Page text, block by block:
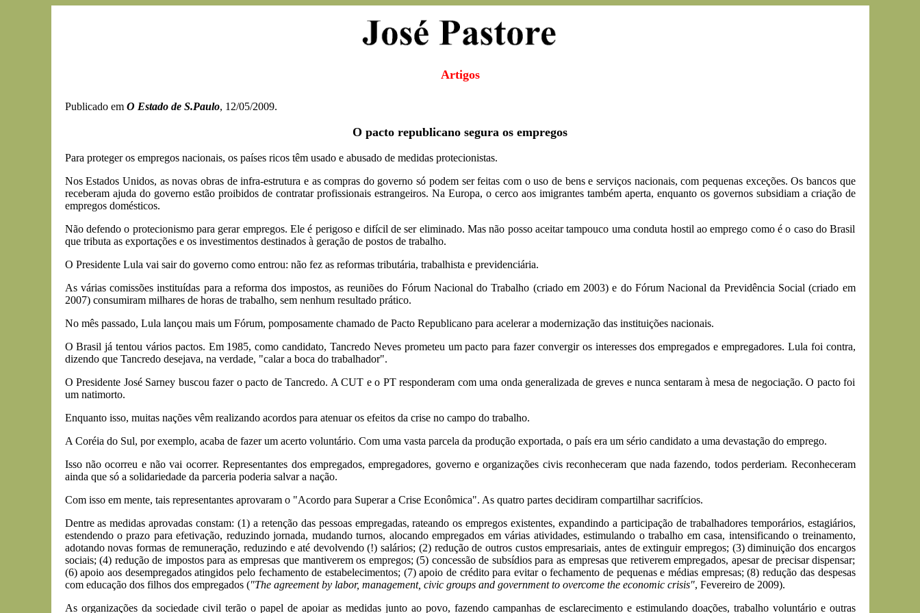
Artigos
Publicado em O Estado de S.Paulo, 12/05/2009.
O pacto republicano segura os empregos
Para proteger os empregos nacionais, os países ricos têm usado e abusado de medidas protecionistas.
Nos Estados Unidos, as novas obras de infra-estrutura e as compras do governo só podem ser feitas com o uso de bens e serviços nacionais, com pequenas exceções. Os bancos que
receberam ajuda do governo estão proibidos de contratar profissionais estrangeiros. Na Europa, o cerco aos imigrantes também aperta, enquanto os governos subsidiam a criação de
empregos domésticos.
Não defendo o protecionismo para gerar empregos. Ele é perigoso e difícil de ser eliminado. Mas não posso aceitar tampouco uma conduta hostil ao emprego como é o caso do Brasil
que tributa as exportações e os investimentos destinados à geração de postos de trabalho.
O Presidente Lula vai sair do governo como entrou: não fez as reformas tributária, trabalhista e previdenciária.
As várias comissões instituídas para a reforma dos impostos, as reuniões do Fórum Nacional do Trabalho (criado em 2003) e do Fórum Nacional da Previdência Social (criado em
2007) consumiram milhares de horas de trabalho, sem nenhum resultado prático.
No mês passado, Lula lançou mais um Fórum, pomposamente chamado de Pacto Republicano para acelerar a modernização das instituições nacionais.
O Brasil já tentou vários pactos. Em 1985, como candidato, Tancredo Neves prometeu um pacto para fazer convergir os interesses dos empregados e empregadores. Lula foi contra,
dizendo que Tancredo desejava, na verdade, "calar a boca do trabalhador".
O Presidente José Sarney buscou fazer o pacto de Tancredo. A CUT e o PT responderam com uma onda generalizada de greves e nunca sentaram à mesa de negociação. O pacto foi
um natimorto.
Enquanto isso, muitas nações vêm realizando acordos para atenuar os efeitos da crise no campo do trabalho.
A Coréia do Sul, por exemplo, acaba de fazer um acerto voluntário. Com uma vasta parcela da produção exportada, o país era um sério candidato a uma devastação do emprego.
Isso não ocorreu e não vai ocorrer. Representantes dos empregados, empregadores, governo e organizações civis reconheceram que nada fazendo, todos perderiam. Reconheceram
ainda que só a solidariedade da parceria poderia salvar a nação.
Com isso em mente, tais representantes aprovaram o "Acordo para Superar a Crise Econômica". As quatro partes decidiram compartilhar sacrifícios.
Dentre as medidas aprovadas constam: (1) a retenção das pessoas empregadas, rateando os empregos existentes, expandindo a participação de trabalhadores temporários, estagiários,
estendendo o prazo para efetivação, reduzindo jornada, mudando turnos, alocando empregados em várias atividades, estimulando o trabalho em casa, intensificando o treinamento,
adotando novas formas de remuneração, reduzindo e até devolvendo (!) salários; (2) redução de outros custos empresariais, antes de extinguir empregos; (3) diminuição dos encargos
sociais; (4) redução de impostos para as empresas que mantiverem os empregos; (5) concessão de subsídios para as empresas que retiverem empregados, apesar de precisar dispensar;
(6) apoio aos desempregados atingidos pelo fechamento de estabelecimentos; (7) apoio de crédito para evitar o fechamento de pequenas e médias empresas; (8) redução das despesas
com educação dos filhos dos empregados ("The agreement by labor, management, civic groups and government to overcome the economic crisis", Fevereiro de 2009).
As organizações da sociedade civil terão o papel de apoiar as medidas junto ao povo, fazendo campanhas de esclarecimento e estimulando doações, trabalho voluntário e outras